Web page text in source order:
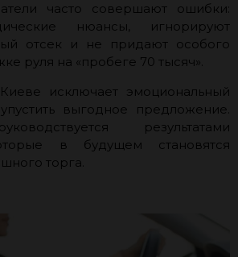
часто совершают ошибки:
нюансы, игнорируют
отсек и не придают особого
руля на «пробеге 70 тысяч».
исключает эмоциональный
выгодное предложение.
результатами
в будущем становятся
торга.